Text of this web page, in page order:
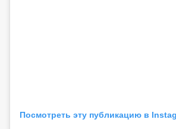
Посмотреть эту публикацию в